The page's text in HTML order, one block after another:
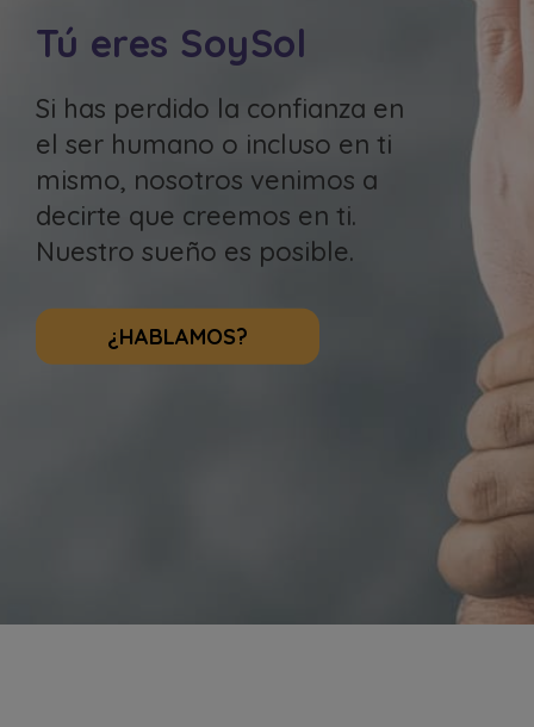
Tú eres SoySol
Si has perdido la confianza en
el ser humano o incluso en ti
mismo, nosotros venimos a
decirte que creemos en ti.
Nuestro sueño es posible.
¿HABLAMOS?